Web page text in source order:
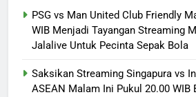
PSG vs Man United Club Friendly
WIB Menjadi Tayangan Streaming
Jalalive Untuk Pecinta Sepak Bola
Saksikan Streaming Singapura vs
ASEAN Malam Ini Pukul 20.00 WIB